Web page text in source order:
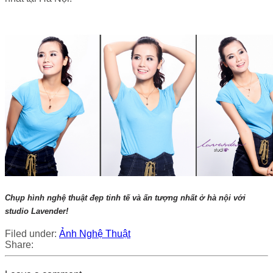
Chụp hình nghệ thuật đẹp tinh tế và ấn tượng nhất ở hà nội với
studio Lavender!
Filed under: Ảnh Nghệ Thuật
Share: